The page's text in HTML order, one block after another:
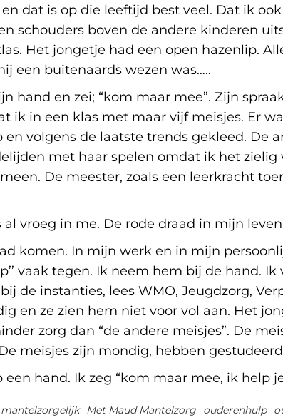
dat is op die leeftijd best veel. Dat ik
schouders boven de andere kinderen
Het jongetje had een open hazenlip.
een buitenaards wezen was…..
hand en zei; “kom maar mee”. Zijn
ik in een klas met maar vijf meisjes. Er
volgens de laatste trends gekleed. De
met haar spelen omdat ik het zielig
De meester, zoals een leerkracht
vroeg in me. De rode draad in mijn
komen. In mijn werk en in mijn
vaak tegen. Ik neem hem bij de hand.
de instanties, lees WMO, Jeugdzorg,
en ze zien hem niet voor vol aan. Het
zorg dan “de andere meisjes”. De
meisjes zijn mondig, hebben
hand. Ik zeg “kom maar mee, ik help
mantelzorgelijk Met Maud Mantelzorg ouderenhulp